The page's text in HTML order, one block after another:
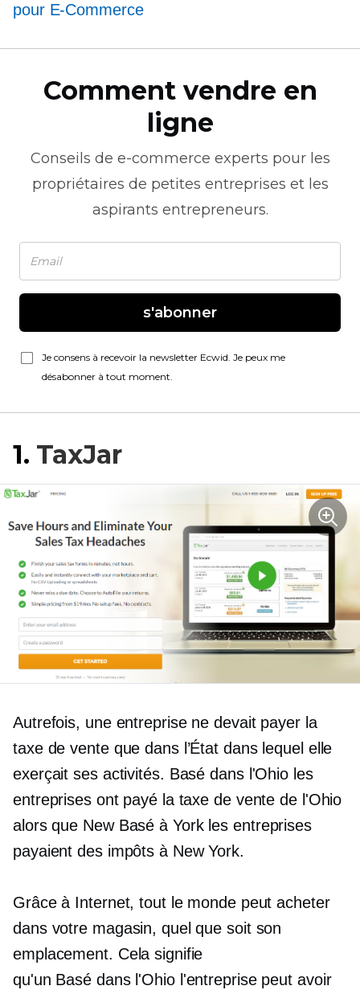
pour E-Commerce
Comment vendre en
ligne
Conseils de e-commerce experts pour les
propriétaires de petites entreprises et les
aspirants entrepreneurs.
s'abonner
Je consens à recevoir la newsletter Ecwid. Je peux me
désabonner à tout moment.
1. TaxJar
Autrefois, une entreprise ne devait payer la
taxe de vente que dans l’État dans lequel elle
exerçait ses activités. Basé dans l'Ohio les
entreprises ont payé la taxe de vente de l'Ohio
alors que New Basé à Yorkles entreprises
payaient des impôts à New York.
Grâce à Internet, tout le monde peut acheter
dans votre magasin, quel que soit son
emplacement. Cela signifie
qu'un Basé dans l'Ohiol'entreprise peut avoir